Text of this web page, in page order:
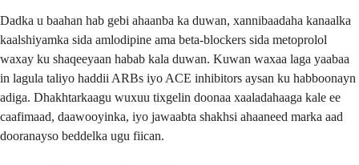
Dadka u baahan hab gebi ahaanba ka duwan, xannibaadaha kanaalka
kaalshiyamka sida amlodipine ama beta-blockers sida metoprolol
waxay ku shaqeeyaan habab kala duwan. Kuwan waxaa laga yaabaa
in lagula taliyo haddii ARBs iyo ACE inhibitors aysan ku habboonayn
adiga. Dhakhtarkaagu wuxuu tixgelin doonaa xaaladahaaga kale ee
caafimaad, daawooyinka, iyo jawaabta shakhsi ahaaneed marka aad
dooranayso beddelka ugu fiican.